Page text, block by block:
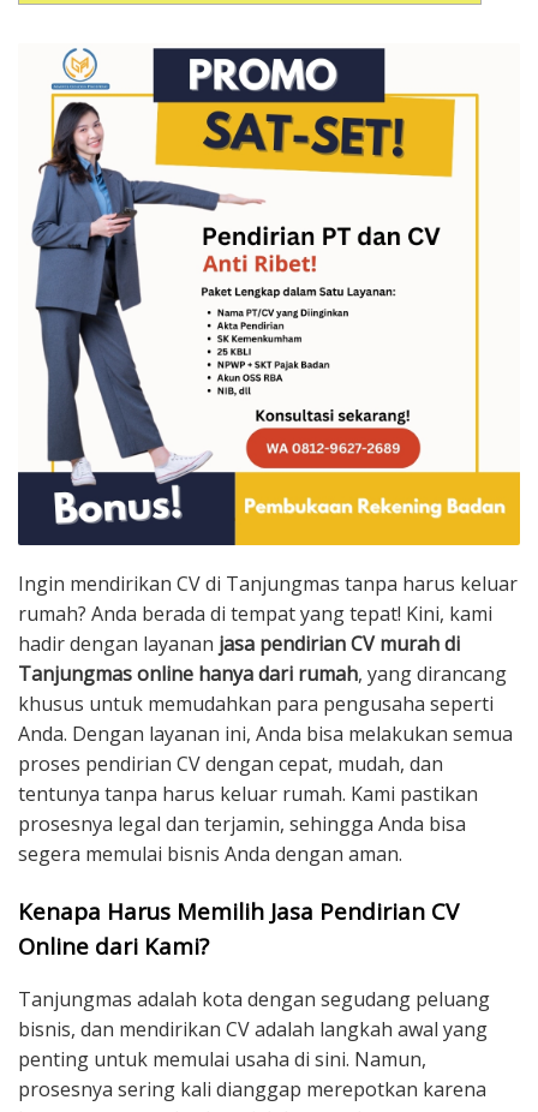
Ingin mendirikan CV di Tanjungmas tanpa harus keluar
rumah? Anda berada di tempat yang tepat! Kini, kami
hadir dengan layanan jasa pendirian CV murah di
Tanjungmas online hanya dari rumah, yang dirancang
khusus untuk memudahkan para pengusaha seperti
Anda. Dengan layanan ini, Anda bisa melakukan semua
proses pendirian CV dengan cepat, mudah, dan
tentunya tanpa harus keluar rumah. Kami pastikan
prosesnya legal dan terjamin, sehingga Anda bisa
segera memulai bisnis Anda dengan aman.
Kenapa Harus Memilih Jasa Pendirian CV
Online dari Kami?
Tanjungmas adalah kota dengan segudang peluang
bisnis, dan mendirikan CV adalah langkah awal yang
penting untuk memulai usaha di sini. Namun,
prosesnya sering kali dianggap merepotkan karena